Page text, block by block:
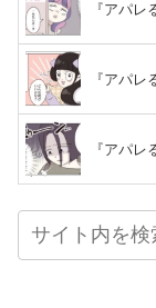
『アパ
『アパ
『アパ